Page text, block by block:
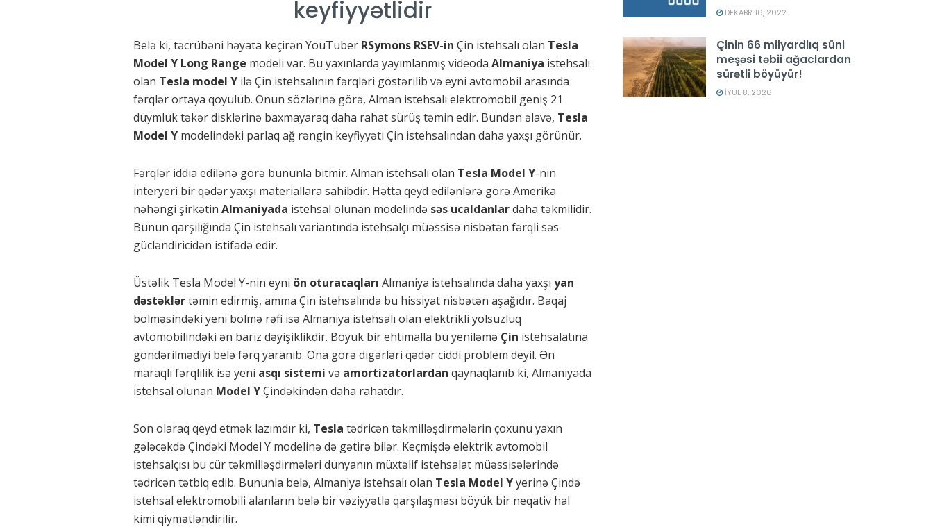
keyfiyyətlidir
Belə ki, təcrübəni həyata keçirən YouTuber RSymons RSEV-in Çin istehsalı olan Tesla
Model Y Long Range modeli var. Bu yaxınlarda yayımlanmış videoda Almaniya istehsalı
olan Tesla model Y ilə Çin istehsalının fərqləri göstərilib və eyni avtomobil arasında
fərqlər ortaya qoyulub. Onun sözlərinə görə, Alman istehsalı elektromobil geniş 21
düymlük təkər disklərinə baxmayaraq daha rahat sürüş təmin edir. Bundan əlavə, Tesla
Model Y modelindəki parlaq ağ rəngin keyfiyyəti Çin istehsalından daha yaxşı görünür.
Fərqlər iddia edilənə görə bununla bitmir. Alman istehsalı olan Tesla Model Y-nin
interyeri bir qədər yaxşı materiallara sahibdir. Hətta qeyd edilənlərə görə Amerika
nəhəngi şirkətin Almaniyada istehsal olunan modelində səs ucaldanlardaha təkmilidir.
Bunun qarşılığında Çin istehsalı variantında istehsalçı müəssisə nisbətən fərqli səs
gücləndiricidən istifadə edir.
Üstəlik Tesla Model Y-nin eyni ön oturacaqları Almaniya istehsalında daha yaxşı yan
dəstəklərtəmin edirmiş, amma Çin istehsalında bu hissiyat nisbətən aşağıdır. Baqaj
bölməsindəki yeni bölmə rəfi isə Almaniya istehsalı olan elektrikli yolsuzluq
avtomobilindəki ən bariz dəyişiklikdir. Böyük bir ehtimalla bu yeniləmə Çin istehsalatına
göndərilmədiyi belə fərq yaranıb. Ona görə digərləri qədər ciddi problem deyil. Ən
maraqlı fərqlilik isə yeni asqı sistemi və amortizatorlardan qaynaqlanıb ki, Almaniyada
istehsal olunan Model YÇindəkindən daha rahatdır.
Son olaraq qeyd etmək lazımdır ki, Tesla tədricən təkmilləşdirmələrin çoxunu yaxın
gələcəkdə Çindəki Model Y modelinə də gətirə bilər. Keçmişdə elektrik avtomobil
istehsalçısı bu cür təkmilləşdirmələri dünyanın müxtəlif istehsalat müəssisələrində
tədricən tətbiq edib. Bununla belə, Almaniya istehsalı olan Tesla Model Yyerinə Çində
istehsal elektromobili alanların belə bir vəziyyətlə qarşılaşması böyük bir neqativ hal
kimi qiymətləndirilir.
DEKABR 16, 2022
Çinin 66 milyardlıq süni
meşəsi təbii ağaclardan
sürətli böyüyür!
İYUL 8, 2026